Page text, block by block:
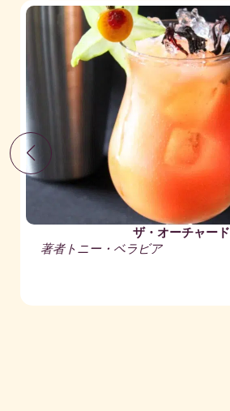
ザ・オーチャード
著者トニー・ベラビア